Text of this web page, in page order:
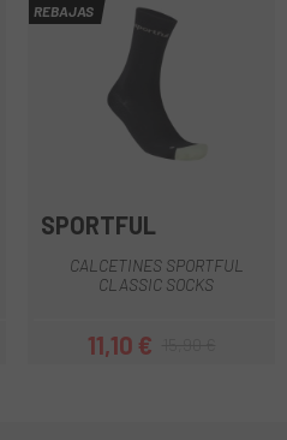
REBAJAS
SPORTFUL
CALCETINES SPORTFUL
CLASSIC SOCKS
Precio
11,10 €Precio regular